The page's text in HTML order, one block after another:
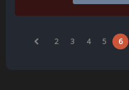
2 3 4 5 6